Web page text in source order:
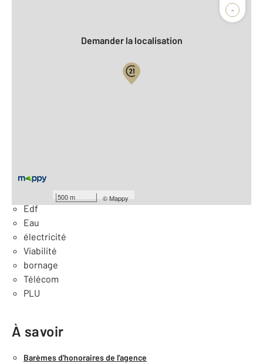
-
500 m ©Mappy
Biens vendus
Demander la localisation
Général
Edf
Eau
électricité
Viabilité
bornage
Télécom
PLU
À savoir
Barèmes d'honoraires de l'agence